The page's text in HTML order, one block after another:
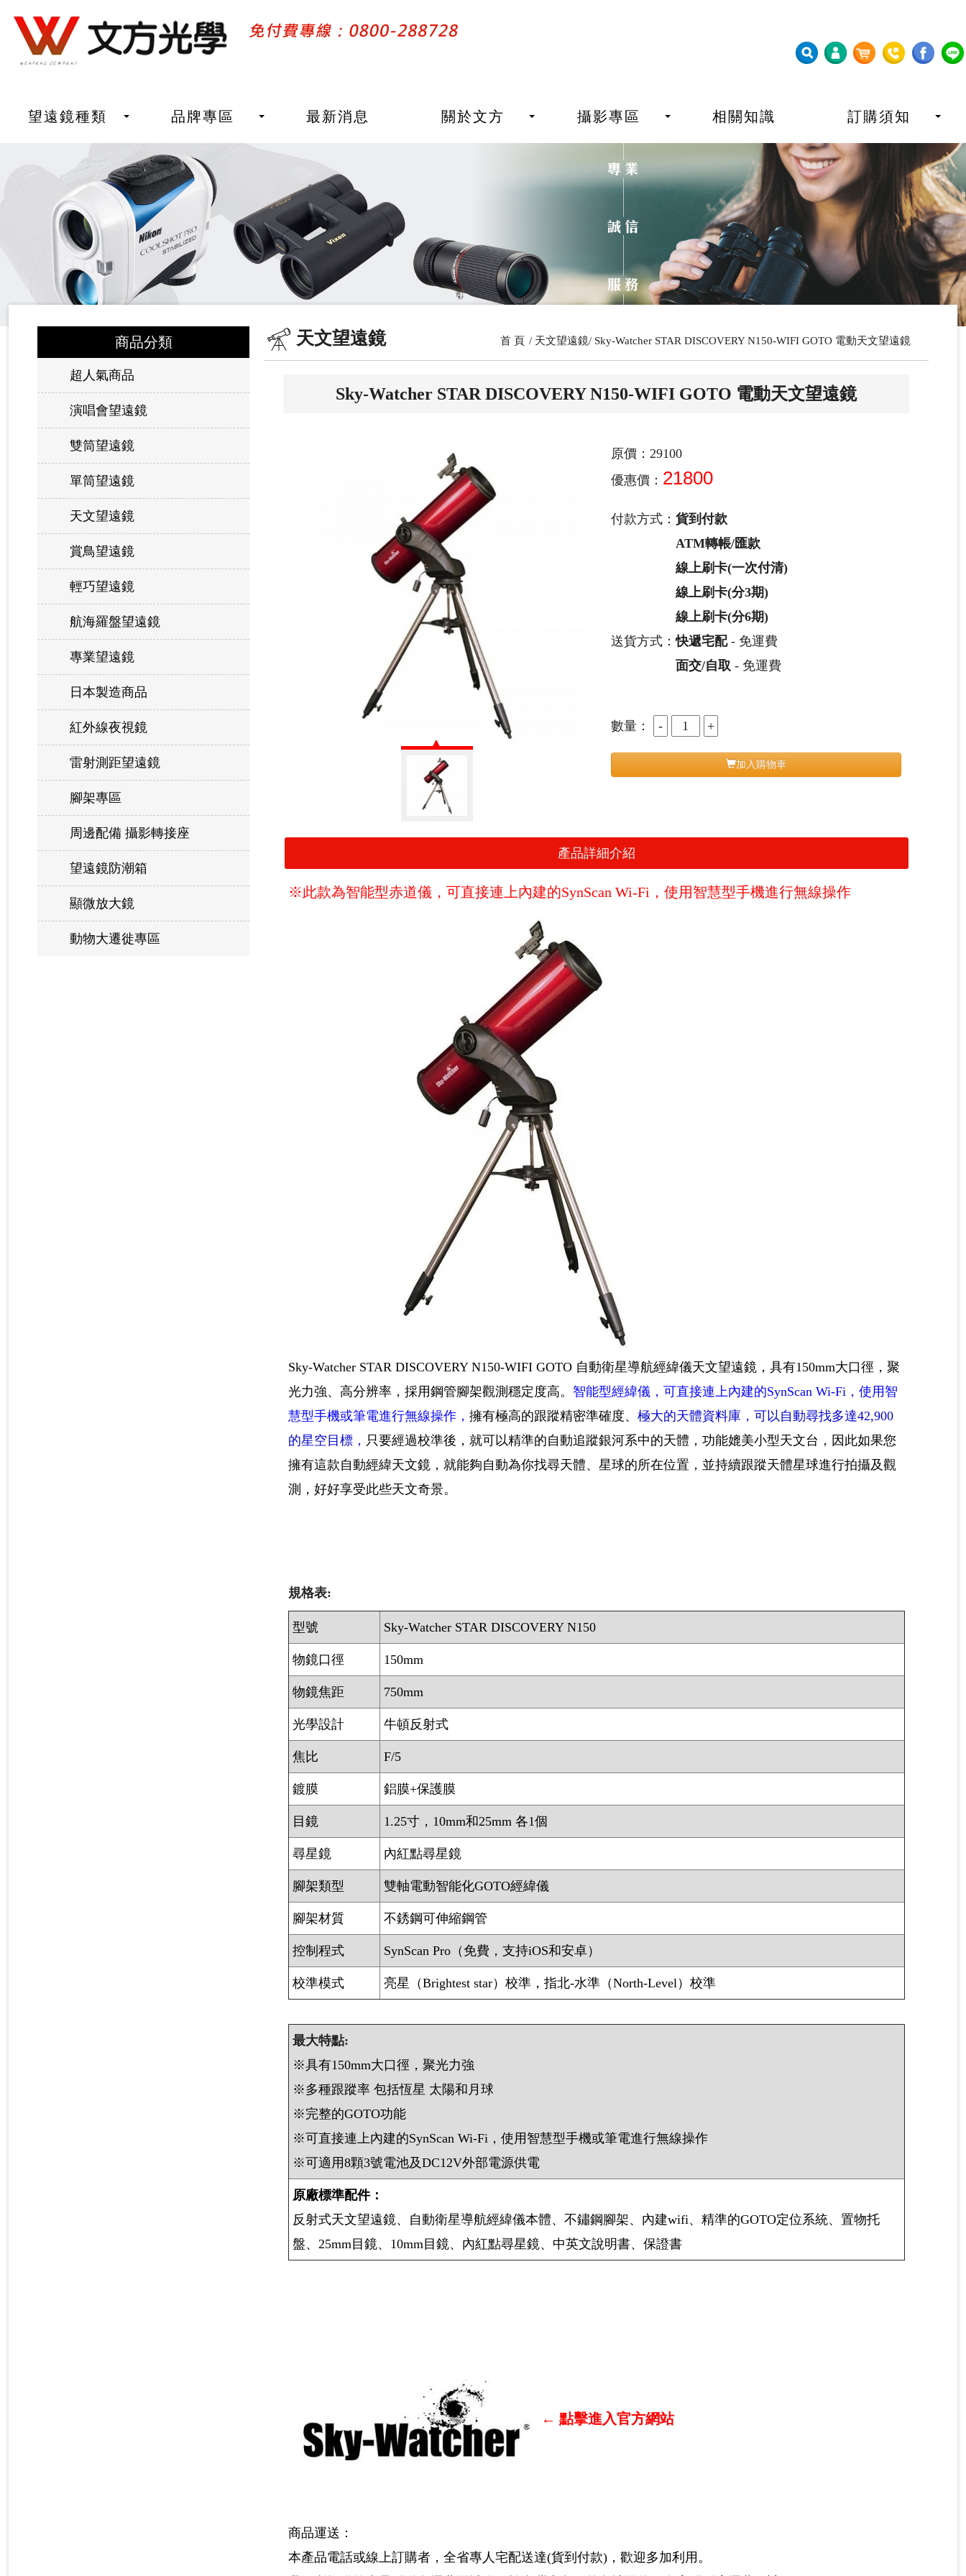
望遠鏡種類 品牌專區 最新消息 關於文方 攝影專區 相關知識 訂購須知
商品分類
超人氣商品
演唱會望遠鏡
雙筒望遠鏡
單筒望遠鏡
天文望遠鏡
賞鳥望遠鏡
輕巧望遠鏡
航海羅盤望遠鏡
專業望遠鏡
日本製造商品
紅外線夜視鏡
雷射測距望遠鏡
腳架專區
周邊配備 攝影轉接座
望遠鏡防潮箱
顯微放大鏡
動物大遷徙專區
天文望遠鏡 首 頁 天文望遠鏡 Sky-Watcher STAR DISCOVERY N150-WIFI GOTO 電動天文望遠鏡
Sky-Watcher STAR DISCOVERY N150-WIFI GOTO 電動天文望遠鏡
原價：29100
優惠價： 21800
付款方式： 貨到付款
ATM轉帳/匯款
線上刷卡(一次付清)
線上刷卡(分3期)
線上刷卡(分6期)
送貨方式：快遞宅配- 免運費
面交/自取 - 免運費
數量：
加入購物車
產品詳細介紹
※此款為智能型赤道儀，可直接連上內建的SynScan Wi-Fi，使用智慧型手機進行無線操作
Sky-Watcher STAR DISCOVERY N150-WIFI GOTO 自動衛星導航經緯儀天文望遠鏡，具有150mm大口徑，聚
光力強、高分辨率，採用鋼管腳架觀測穩定度高。 智能型經緯儀，可直接連上內建的SynScan Wi-Fi，使用智
慧型手機或筆電進行無線操作， 擁有極高的跟蹤精密準確度、 極大的天體資料庫，可以自動尋找多達42,900
的星空目標， 只要經過校準後，就可以精準的自動追蹤銀河系中的天體，功能媲美小型天文台，因此如果您
擁有這款自動經緯天文鏡，就能夠自動為你找尋天體、星球的所在位置，並持續跟蹤天體星球進行拍攝及觀
測，好好享受此些天文奇景。
規格表:
型號 Sky-Watcher STAR DISCOVERY N150
物鏡口徑 150mm
物鏡焦距 750mm
光學設計 牛頓反射式
焦比 F/5
鍍膜 鋁膜+保護膜
目鏡 1.25寸，10mm和25mm 各1個
尋星鏡 內紅點尋星鏡
腳架類型 雙軸電動智能化GOTO經緯儀
腳架材質 不銹鋼可伸縮鋼管
控制程式 SynScan Pro（免費，支持iOS和安卓）
校準模式 亮星（Brightest star）校準，指北-水準（North-Level）校準
最大特點:
※具有150mm大口徑，聚光力強
※多種跟蹤率 包括恆星 太陽和月球
※完整的GOTO功能
※可直接連上內建的SynScan Wi-Fi，使用智慧型手機或筆電進行無線操作
※可適用8顆3號電池及DC12V外部電源供電
原廠標準配件：
反射式天文望遠鏡、自動衛星導航經緯儀本體、不鏽鋼腳架、內建wifi、精準的GOTO定位系統、置物托
盤、25mm目鏡、10mm目鏡、內紅點尋星鏡、中英文說明書、保證書
← 點擊進入官方網站
商品運送：
本產品電話或線上訂購者，全省專人宅配送達(貨到付款)，歡迎多加利用。